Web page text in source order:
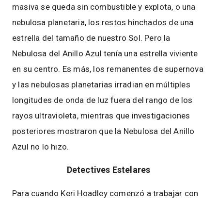
masiva se queda sin combustible y explota, o una
nebulosa planetaria, los restos hinchados de una
estrella del tamaño de nuestro Sol. Pero la
Nebulosa del Anillo Azul tenía una estrella viviente
en su centro. Es más, los remanentes de supernova
y las nebulosas planetarias irradian en múltiples
longitudes de onda de luz fuera del rango de los
rayos ultravioleta, mientras que investigaciones
posteriores mostraron que la Nebulosa del Anillo
Azul no lo hizo.
Detectives Estelares
Para cuando Keri Hoadley comenzó a trabajar con